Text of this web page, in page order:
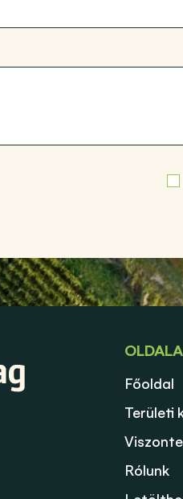
Főoldal
Területi
Rólunk